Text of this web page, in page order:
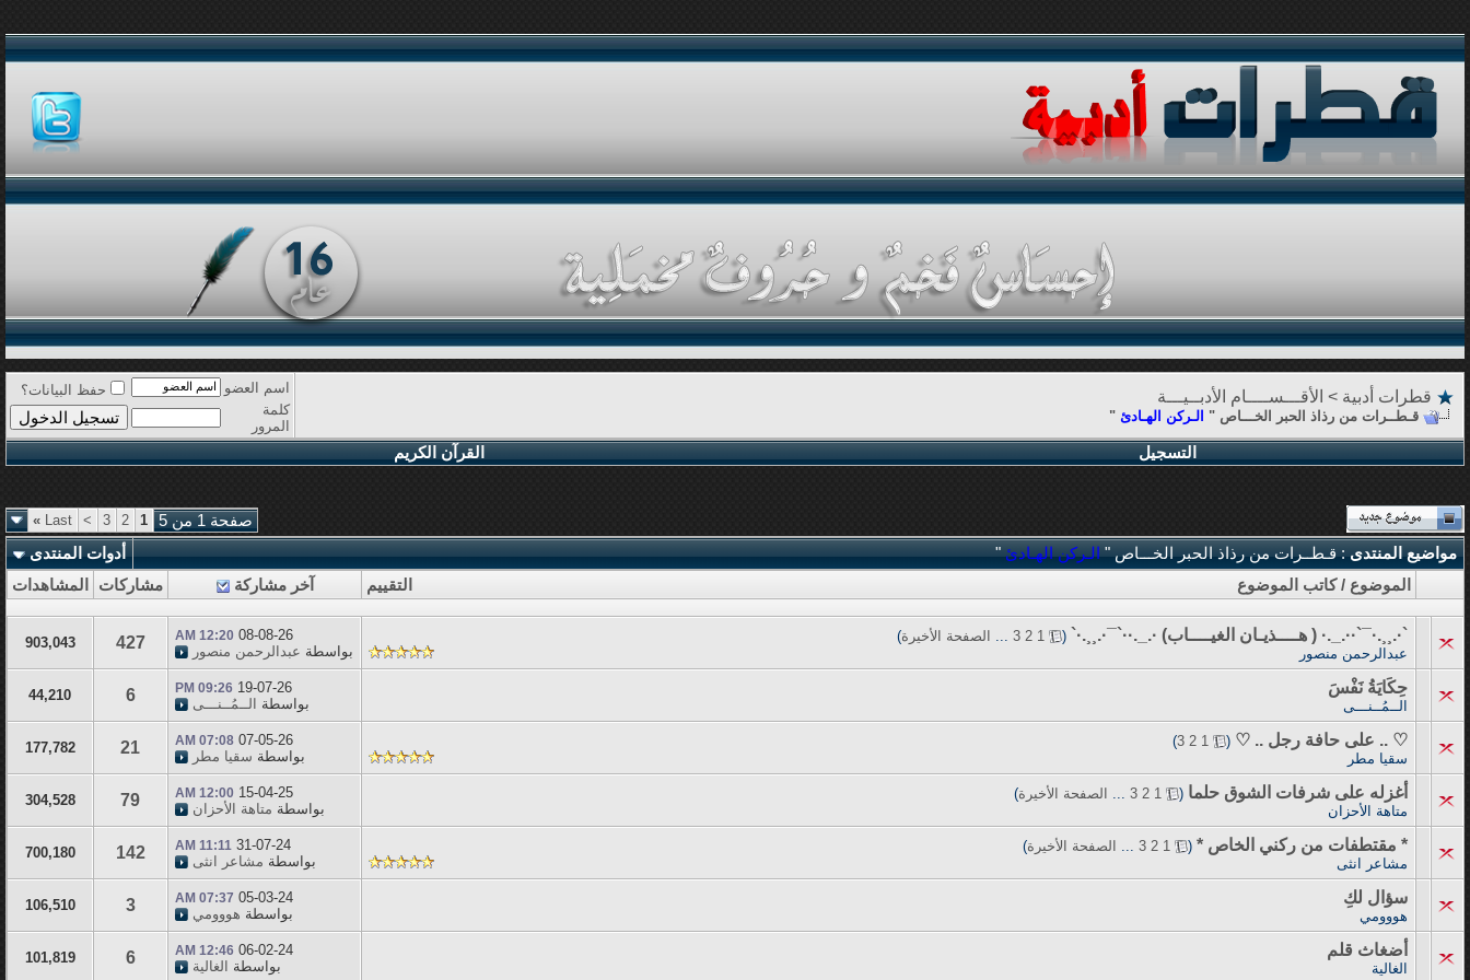
قطرات أدبية > الأقـــســــام الأدبــيـــة
قـطــرات من رذاذ الحبر الخـــاص " الـركن الهـادئ "
اسم العضو
حفظ البيانات؟
كلمة
المرور
التسجيل القرآن الكريم
صفحة 1 من 5 1
2
3
>
Last
»
مواضيع المنتدى: قـطــرات من رذاذ الحبر الخـــاص "الـركن الهـادئ"
أدوات المنتدى
التقييم
الموضوع /كاتب الموضوع آخر مشاركة مشاركات المشاهدات
`·.¸¸.·¯`··._.· ( هــــذيـان الغيــــاب) ·._.··`¯·.¸¸.·` (
1
2
3 الصفحة الأخيرة)
عبدالرحمن منصور
08-08-26
12:20 AM
بواسطة عبدالرحمن منصور 427
903,043
حِكَايَةُ نَفْسَ
الــمُــنـــى
19-07-26
09:26 PM
بواسطة الــمُــنـــى 6
44,210
♡ .. على حافة رجل .. ♡ (
1
2
3
)
سقيا مطر
07-05-26
07:08 AM
بواسطة سقيا مطر 21
177,782
أغزله على شرفات الشوق حلما (
1
2
3 الصفحة الأخيرة)
متاهة الأحزان
15-04-25
12:00 AM
بواسطة متاهة الأحزان 79
304,528
* مقتطفات من ركني الخاص * (
1
2
3 الصفحة الأخيرة)
مشاعر انثى
31-07-24
11:11 AM
بواسطة مشاعر انثى 142
700,180
سؤال لكِ
هووومي
05-03-24
07:37 AM
بواسطة هووومي 3
106,510
أضغاث قلم
الغالية
06-02-24
12:46 AM
بواسطة الغالية 6
101,819